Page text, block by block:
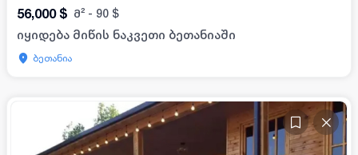
56,000 $ მ² - 90 $
იყიდება მიწის ნაკვეთი ბეთანიაში
ბეთანია